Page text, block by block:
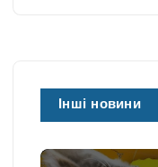
Інші новини